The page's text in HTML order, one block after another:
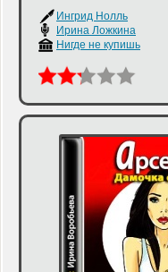
Ингрид Нолль
Ирина Ложкина
Нигде не купишь